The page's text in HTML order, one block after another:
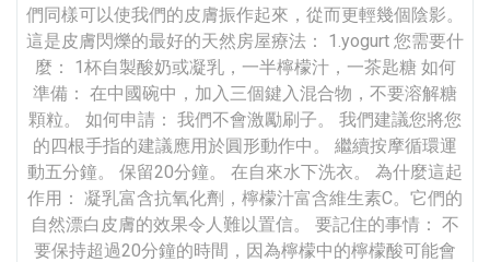
們同樣可以使我們的皮膚振作起來，從而更輕幾個陰影。
這是皮膚閃爍的最好的天然房屋療法： 1.yogurt 您需要什
麼： 1杯自製酸奶或凝乳，一半檸檬汁，一茶匙糖 如何
準備： 在中國碗中，加入三個鍵入混合物，不要溶解糖
顆粒。 如何申請： 我們不會激勵刷子。 我們建議您將您
的四根手指的建議應用於圓形動作中。 繼續按摩循環運
動五分鐘。 保留20分鐘。 在自來水下洗衣。 為什麼這起
作用： 凝乳富含抗氧化劑，檸檬汁富含維生素C。它們的
自然漂白皮膚的效果令人難以置信。 要記住的事情： 不
要保持超過20分鐘的時間，因為檸檬中的檸檬酸可能會